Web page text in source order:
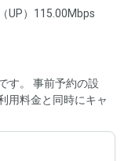
UP）115.00Mbps
す。 事前予約の設
用料金と同時にキャ